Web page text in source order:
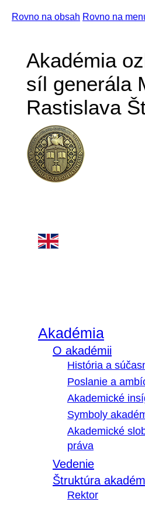
Rovno na obsah Rovno na
Akadémia
síl generála
Rastislava
Akadémia
O akadémii
História a
Poslanie a
Akademické
Symboly
Akademické
práva
Vedenie
Štruktúra
Rektor